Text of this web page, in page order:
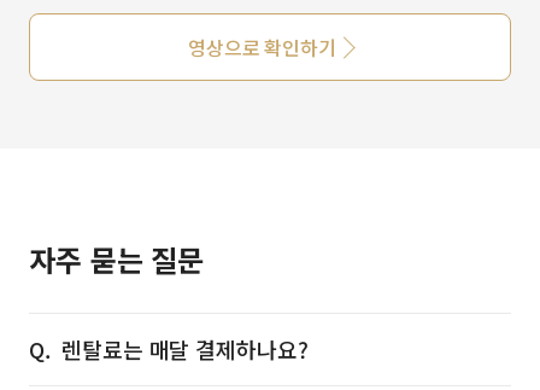
영상으로 확인하기
자주 묻는 질문
렌탈료는 매달 결제하나요?